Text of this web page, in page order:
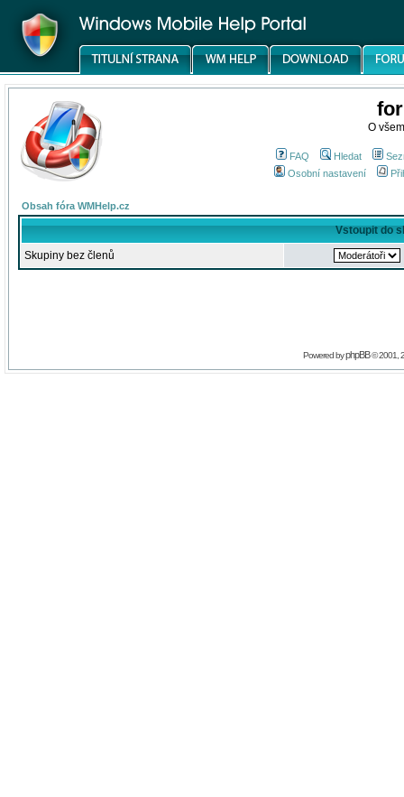
O
FAQ Hledat
Osobní nastavení
Obsah fóra WMHelp.cz
Vstoupit do
Skupiny bez členů
Powered byphpBB© 2001,